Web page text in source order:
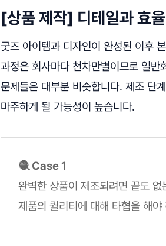
[상품 제작] 디테일과 효
굿즈 아이템과 디자인이 완성된 이후
과정은 회사마다 천차만별이므로 일
문제들은 대부분 비슷합니다. 제조 단
마주하게 될 가능성이 높습니다.
🧶 Case 1
완벽한 상품이 제조되려면 끝도
제품의 퀄리티에 대해 타협을 해